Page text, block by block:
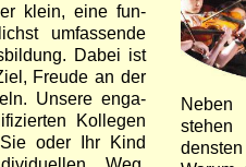
klein, eine fun­
um­fas­sende
Dabei ist
Freude an der
Un­sere enga­
Kolle­gen
oder Ihr Kind
Neben